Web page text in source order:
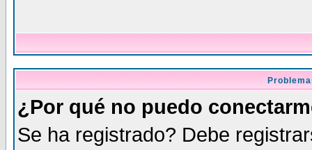
¿Por qué no puedo
Se ha registrado? Debe